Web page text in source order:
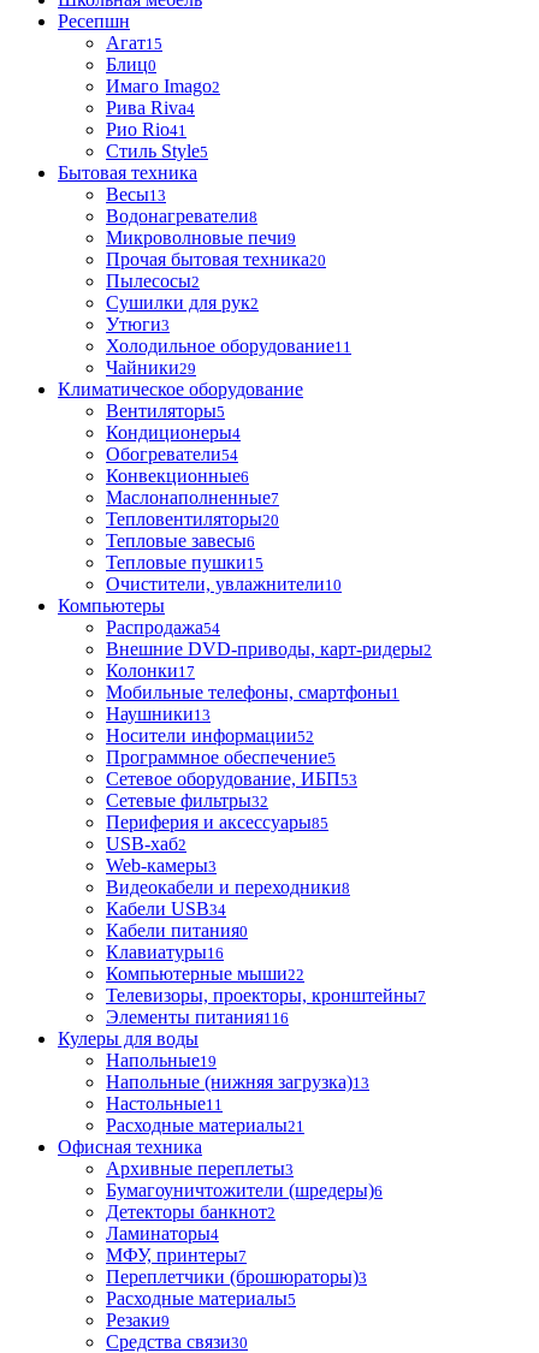
Ресепшн
Агат15
Блиц0
Имаго Imago2
Рива Riva4
Рио Rio41
Стиль Style5
Бытовая техника
Весы13
Водонагреватели8
Микроволновые печи9
Прочая бытовая техника20
Пылесосы2
Сушилки для рук2
Утюги3
Холодильное оборудование11
Чайники29
Климатическое оборудование
Вентиляторы5
Кондиционеры4
Обогреватели54
Конвекционные6
Маслонаполненные7
Тепловентиляторы20
Тепловые завесы6
Тепловые пушки15
Очистители, увлажнители10
Компьютеры
Распродажа54
Внешние DVD-приводы, карт-ридеры2
Колонки17
Мобильные телефоны, смартфоны1
Наушники13
Носители информации52
Программное обеспечение5
Сетевое оборудование, ИБП53
Сетевые фильтры32
Периферия и аксессуары85
USB-хаб2
Web-камеры3
Видеокабели и переходники8
Кабели USB34
Кабели питания0
Клавиатуры16
Компьютерные мыши22
Телевизоры, проекторы, кронштейны7
Элементы питания116
Кулеры для воды
Напольные19
Напольные (нижняя загрузка)13
Настольные11
Расходные материалы21
Офисная техника
Архивные переплеты3
Бумагоуничтожители (шредеры)6
Детекторы банкнот2
Ламинаторы4
МФУ, принтеры7
Переплетчики (брошюраторы)3
Расходные материалы5
Резаки9
Средства связи30